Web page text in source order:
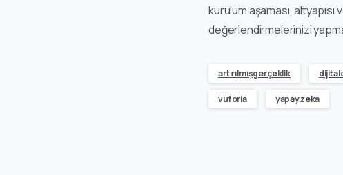
kurulum aşaması,
değerlendirmelerinizi
artırılmışgerçeklik
vuforia yapayzeka